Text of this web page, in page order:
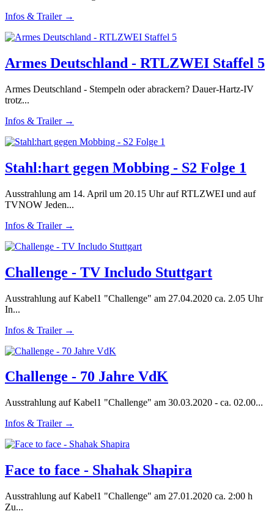
Infos & Trailer →
Armes Deutschland - RTLZWEI Staffel 5
Armes Deutschland - Stempeln oder abrackern? Dauer-Hartz-IV
trotz...
Infos & Trailer →
Stahl:hart gegen Mobbing - S2 Folge 1
Ausstrahlung am 14. April um 20.15 Uhr auf RTLZWEI und auf
TVNOW Jeden...
Infos & Trailer →
Challenge - TV Includo Stuttgart
Ausstrahlung auf Kabel1 "Challenge" am 27.04.2020 ca. 2.05 Uhr
In...
Infos & Trailer →
Challenge - 70 Jahre VdK
Ausstrahlung auf Kabel1 "Challenge" am 30.03.2020 - ca. 02.00...
Infos & Trailer →
Face to face - Shahak Shapira
Ausstrahlung auf Kabel1 "Challenge" am 27.01.2020 ca. 2:00 h
Zu...